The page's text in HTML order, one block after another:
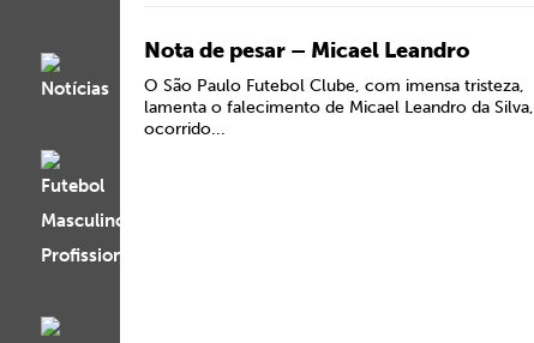
Nota de pesar – Micael Leandro
O São Paulo Futebol Clube, com imensa tristeza,
lamenta o falecimento de Micael Leandro da Silva,
ocorrido...